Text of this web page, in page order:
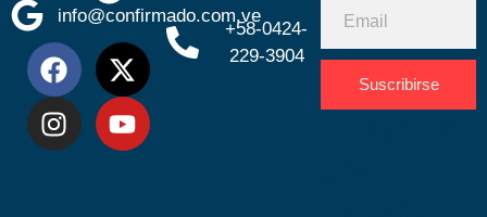
info@confirmado.com.ve
+58-0424-
229-3904
Suscribirse